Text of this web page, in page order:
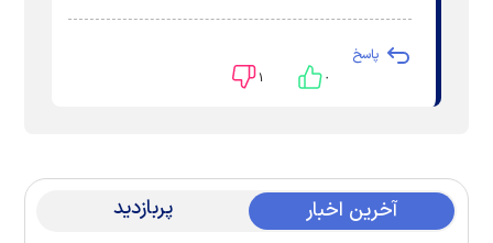
پاسخ
۰ ۱
آخرین اخبار پربازدید